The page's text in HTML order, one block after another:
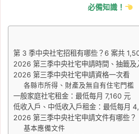
必備知識！
第 3 季中央社宅招租有哪些？6 案共
2026 第三季中央社宅申請時間、抽籤及
2026 第三季中央社宅申請資格一次看
各縣市所得、財產及無自有住宅門檻
一般家庭社宅租金：最低每月 7,160 元
低收入戶、中低收入戶租金：最低每月
2026 第三季中央社宅申請文件有哪些？
基本應備文件